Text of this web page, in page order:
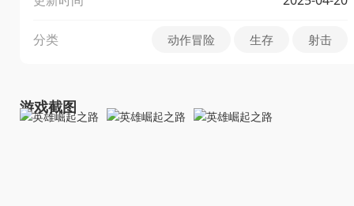
分类 动作冒险 生存 射击
游戏截图